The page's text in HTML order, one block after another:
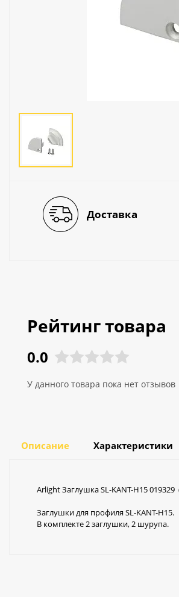
Декор и прочее
Доставка
Рейтинг товара
0.0
У данного товара пока нет отзывов
Описание Характеристики
Arlight Заглушка SL-KANT-H15
Заглушки для профиля SL-KANT-H15.
В комплекте 2 заглушки, 2 шурупа.